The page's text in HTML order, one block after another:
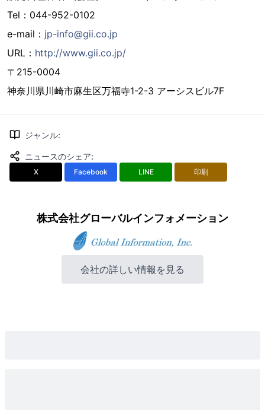
Tel：044-952-0102
e-mail： jp-info@gii.co.jp
URL： http://www.gii.co.jp/
〒215-0004
神奈川県川崎市麻生区万福寺1-2-3 アーシスビル7F
ジャンル:
ニュースのシェア:
X Facebook LINE 印刷
株式会社グローバルインフォメーション
会社の詳しい情報を見る